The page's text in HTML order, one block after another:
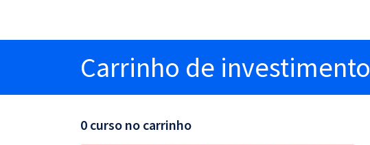
Carrinho de investimento
0 curso no carrinho